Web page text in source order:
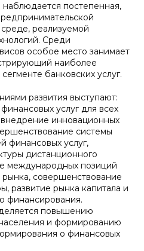
постепенная,
реализуемой
Среди
особое место занимает
наиболее
банковских услуг.
развития выступают:
услуг для всех
внедрение инновационных
системы
финансовых услуг,
дистанционного
международных позиций
совершенствование
развитие рынка капитала и
финансирования.
повышению
и формированию
о финансовых